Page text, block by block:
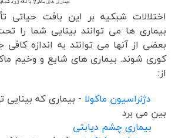
اختلالات شبکیه بر این بافت حیاتی
بیماری ها می توانند بینایی شما را
بعضی از آنها می توانند به اندازه
کوری شوند. بیماری های شایع و وخیم
از:
دژنراسیون ماکولا - بیماری که بینایی
بین می برد
بیماری چشم دیابتی